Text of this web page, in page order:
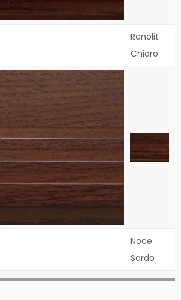
Renolit
Chiaro
Noce
Sardo